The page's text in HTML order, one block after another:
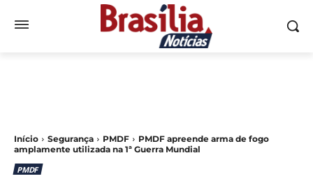
Início Segurança PMDF
PMDF apreende arma de fogo
amplamente utilizada na 1ª Guerra Mundial
PMDF